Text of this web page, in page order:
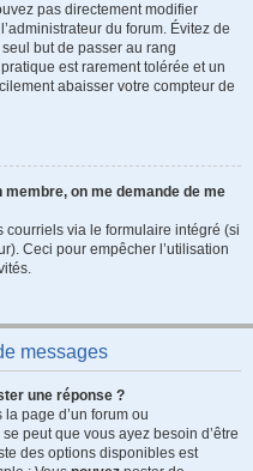
pas directement modifier
du forum. Évitez de
but de passer au rang
est rarement tolérée et un
abaisser votre compteur de
membre, on me demande de me
courriels via le formulaire intégré (si
Ceci pour empêcher l’utilisation
messages
une réponse ?
page d’un forum ou
peut que vous ayez besoin d’être
des options disponibles est